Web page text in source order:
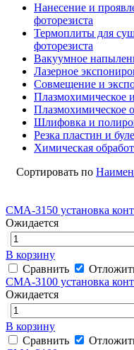
Нанесение и
фоторезиста
Термоплиты для
фоторезиста
Вакуумное
Лазерное
Совмещение и
Плазмохимическое
Плазмохимическое
Шлифовка и
Резка пластин и
Химическая
Сортировать по
CMA-3150 установка
Ожидается
В корзину
Сравнить
CMA-3100 установка
Ожидается
В корзину
Сравнить